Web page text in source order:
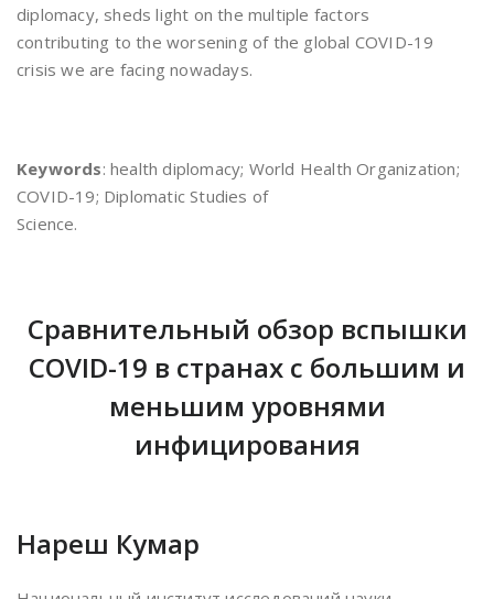
diplomacy, sheds light on the multiple factors
contributing to the worsening of the global COVID-19
crisis we are facing nowadays.
Keywords: health diplomacy; World Health Organization;
COVID-19; Diplomatic Studies of
Science.
Сравнительный обзор вспышки
COVID-19 в странах с большим и
меньшим уровнями
инфицирования
Нареш Кумар